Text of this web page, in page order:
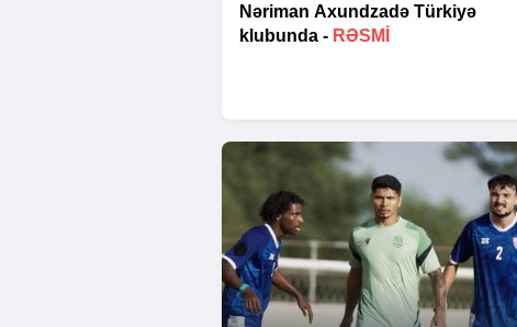
Nəriman Axundzadə Türkiyə
klubunda - RƏSMİ